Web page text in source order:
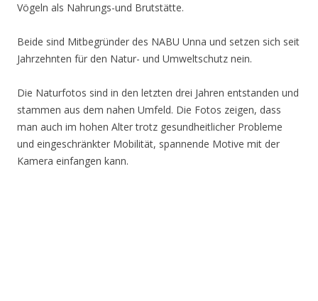
Vögeln als Nahrungs-und Brutstätte.
Beide sind Mitbegründer des NABU Unna und setzen sich seit
Jahrzehnten für den Natur- und Umweltschutz nein.
Die Naturfotos sind in den letzten drei Jahren entstanden und
stammen aus dem nahen Umfeld. Die Fotos zeigen, dass
man auch im hohen Alter trotz gesundheitlicher Probleme
und eingeschränkter Mobilität, spannende Motive mit der
Kamera einfangen kann.